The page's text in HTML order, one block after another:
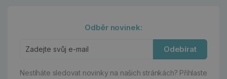
Odběr novinek:
Odebírat
Nestíháte sledovat novinky na našich stránkách? Přihlaste